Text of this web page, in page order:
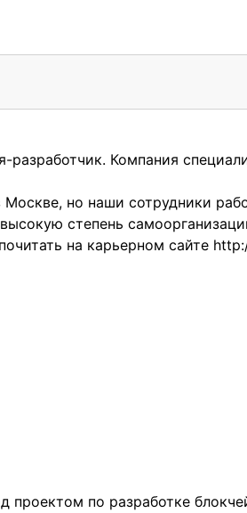
разработчик. Компания
но наши сотрудники
степень
на карьерном сайте
проектом по разработке